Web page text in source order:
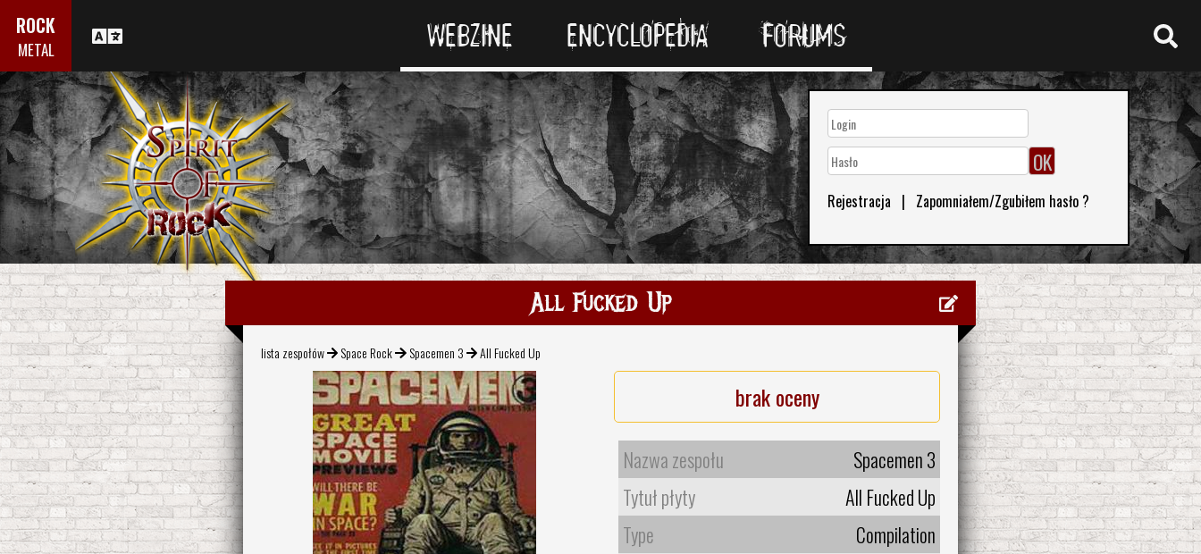
ROCK
METAL WEBZINE ENCYCLOPEDIA FORUMS
Rejestracja | Zapomniałem/Zgubiłem hasło ?
All Fucked Up
lista zespołów Space Rock Spacemen 3 All Fucked Up
brak oceny
Nazwa zespołu
Spacemen 3
Tytuł płyty
All Fucked Up
Type
Compilation